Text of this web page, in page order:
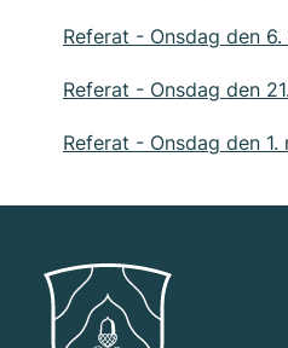
Referat - Onsdag den
Referat - Onsdag den
Referat - Onsdag den